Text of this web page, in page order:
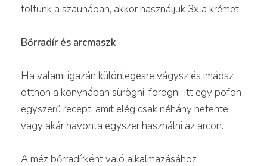
töltünk a szaunában, akkor használjuk 3x a krémet.
Bőrradír és arcmaszk
Ha valami igazán különlegesre vágysz és imádsz
otthon a konyhában sürögni-forogni, itt egy pofon
egyszerű recept, amit elég csak néhány hetente,
vagy akár havonta egyszer használni az arcon.
A méz bőrradírként való alkalmazásához